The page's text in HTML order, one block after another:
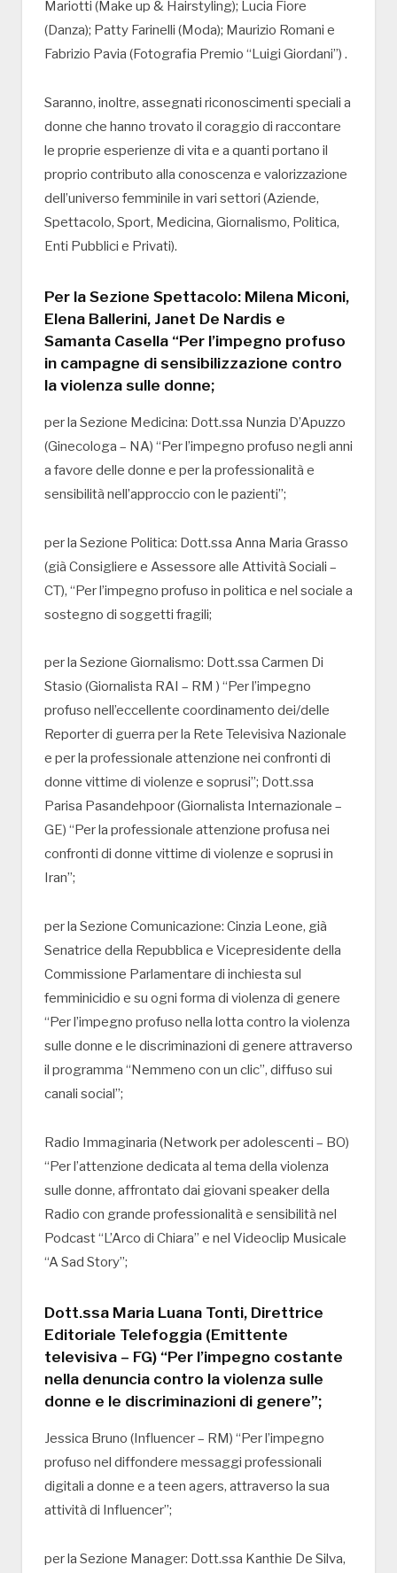
Mariotti (Make up & Hairstyling); Lucia Fiore
(Danza); Patty Farinelli (Moda); Maurizio Romani e
Fabrizio Pavia (Fotografia Premio “Luigi Giordani”) .
Saranno, inoltre, assegnati riconoscimenti speciali a
donne che hanno trovato il coraggio di raccontare
le proprie esperienze di vita e a quanti portano il
proprio contributo alla conoscenza e valorizzazione
dell’universo femminile in vari settori (Aziende,
Spettacolo, Sport, Medicina, Giornalismo, Politica,
Enti Pubblici e Privati).
Per la Sezione Spettacolo: Milena Miconi,
Elena Ballerini, Janet De Nardis e
Samanta Casella “Per l’impegno profuso
in campagne di sensibilizzazione contro
la violenza sulle donne;
per la Sezione Medicina: Dott.ssa Nunzia D’Apuzzo
(Ginecologa – NA) “Per l’impegno profuso negli anni
a favore delle donne e per la professionalità e
sensibilità nell’approccio con le pazienti”;
per la Sezione Politica: Dott.ssa Anna Maria Grasso
(già Consigliere e Assessore alle Attività Sociali –
CT), “Per l’impegno profuso in politica e nel sociale a
sostegno di soggetti fragili;
per la Sezione Giornalismo: Dott.ssa Carmen Di
Stasio (Giornalista RAI – RM ) “Per l’impegno
profuso nell’eccellente coordinamento dei/delle
Reporter di guerra per la Rete Televisiva Nazionale
e per la professionale attenzione nei confronti di
donne vittime di violenze e soprusi”; Dott.ssa
Parisa Pasandehpoor (Giornalista Internazionale –
GE) “Per la professionale attenzione profusa nei
confronti di donne vittime di violenze e soprusi in
Iran”;
per la Sezione Comunicazione: Cinzia Leone, già
Senatrice della Repubblica e Vicepresidente della
Commissione Parlamentare di inchiesta sul
femminicidio e su ogni forma di violenza di genere
“Per l’impegno profuso nella lotta contro la violenza
sulle donne e le discriminazioni di genere attraverso
il programma “Nemmeno con un clic”, diffuso sui
canali social”;
Radio Immaginaria (Network per adolescenti – BO)
“Per l’attenzione dedicata al tema della violenza
sulle donne, affrontato dai giovani speaker della
Radio con grande professionalità e sensibilità nel
Podcast “L’Arco di Chiara” e nel Videoclip Musicale
“A Sad Story”;
Dott.ssa Maria Luana Tonti, Direttrice
Editoriale Telefoggia (Emittente
televisiva – FG) “Per l’impegno costante
nella denuncia contro la violenza sulle
donne e le discriminazioni di genere”;
Jessica Bruno (Influencer – RM) “Per l’impegno
profuso nel diffondere messaggi professionali
digitali a donne e a teen agers, attraverso la sua
attività di Influencer”;
per la Sezione Manager: Dott.ssa Kanthie De Silva,